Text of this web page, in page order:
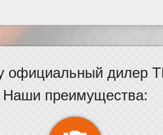
официальный дилер
Наши преимущества: